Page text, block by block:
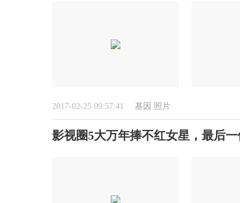
2017-02-25 09:57:41 基因 照片
影视圈5大万年捧不红女星，最后